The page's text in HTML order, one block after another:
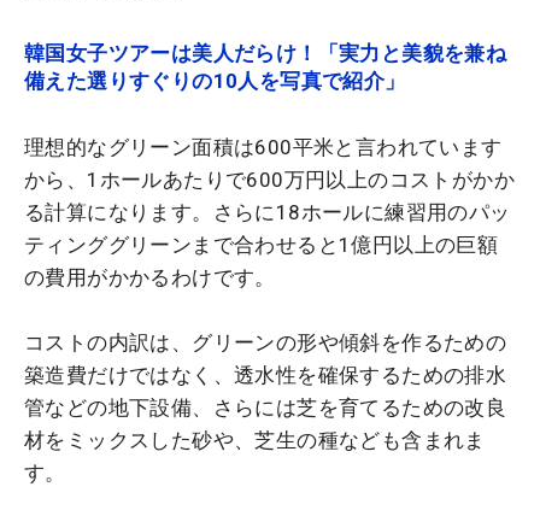
韓国女子ツアーは美人だらけ！「実力と美貌を兼ね
備えた選りすぐりの10人を写真で紹介」
理想的なグリーン面積は600平米と言われています
から、1ホールあたりで600万円以上のコストがかか
る計算になります。さらに18ホールに練習用のパッ
ティンググリーンまで合わせると1億円以上の巨額
の費用がかかるわけです。
コストの内訳は、グリーンの形や傾斜を作るための
築造費だけではなく、透水性を確保するための排水
管などの地下設備、さらには芝を育てるための改良
材をミックスした砂や、芝生の種なども含まれま
す。